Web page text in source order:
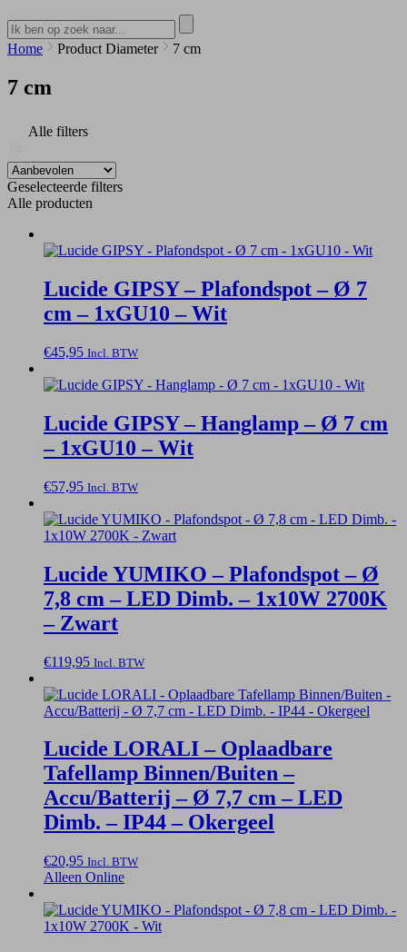
Home Product Diameter 7 cm
7 cm
Alle filters
Geselecteerde filters
Alle producten
Lucide GIPSY – Plafondspot – Ø 7
cm – 1xGU10 – Wit
€45,95 Incl. BTW
Lucide GIPSY – Hanglamp – Ø 7 cm
– 1xGU10 – Wit
€57,95 Incl. BTW
Lucide YUMIKO – Plafondspot – Ø
7,8 cm – LED Dimb. – 1x10W 2700K
– Zwart
€119,95 Incl. BTW
Lucide LORALI – Oplaadbare
Tafellamp Binnen/Buiten –
Accu/Batterij – Ø 7,7 cm – LED
Dimb. – IP44 – Okergeel
€20,95 Incl. BTW
Alleen Online